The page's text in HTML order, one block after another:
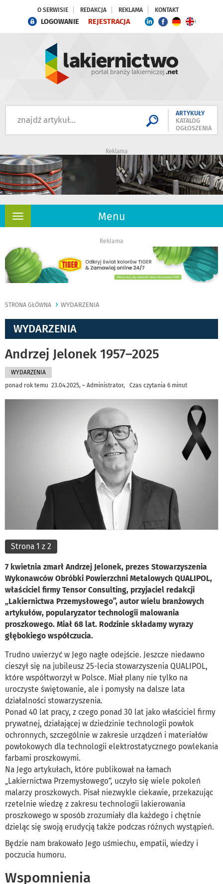
O SERWISIE REDAKCJA REKLAMA KONTAKT
LOGOWANIE REJESTRACJA
ARTYKUŁY
KATALOG
OGŁOSZENIA
Reklama
Menu
Rozwiń
Reklama
STRONA GŁÓWNA WYDARZENIA
WYDARZENIA
Andrzej Jelonek 1957–2025
WYDARZENIA
ponad rok temu 23.04.2025, ~ Administrator, Czas czytania 6 minut
Strona 1 z 2
7 kwietnia zmarł Andrzej Jelonek, prezes Stowarzyszenia
Wykonawców Obróbki Powierzchni Metalowych QUALIPOL,
właściciel firmy Tensor Consulting, przyjaciel redakcji
„Lakiernictwa Przemysłowego”, autor wielu branżowych
artykułów, popularyzator technologii malowania
proszkowego. Miał 68 lat. Rodzinie składamy wyrazy
głębokiego współczucia.
Trudno uwierzyć w Jego nagłe odejście. Jeszcze niedawno
cieszył się na jubileusz 25-lecia stowarzyszenia QUALIPOL,
które współtworzył w Polsce. Miał plany nie tylko na
uroczyste świętowanie, ale i pomysły na dalsze lata
działalności stowarzyszenia.
Ponad 40 lat pracy, z czego ponad 30 lat jako właściciel firmy
prywatnej, działającej w dziedzinie technologii powłok
ochronnych, szczególnie w zakresie urządzeń i materiałów
powłokowych dla technologii elektrostatycznego powlekania
farbami proszkowymi.
Na Jego artykułach, które publikował na łamach
„Lakiernictwa Przemysłowego”, uczyło się wiele pokoleń
malarzy proszkowych. Pisał niezwykle ciekawie, przekazując
rzetelnie wiedzę z zakresu technologii lakierowania
proszkowego w sposób zrozumiały dla każdego i chętnie
dzieląc się swoją erudycją także podczas różnych wystąpień.
Będzie nam brakowało Jego uśmiechu, empatii, wiedzy i
poczucia humoru.
Wspomnienia